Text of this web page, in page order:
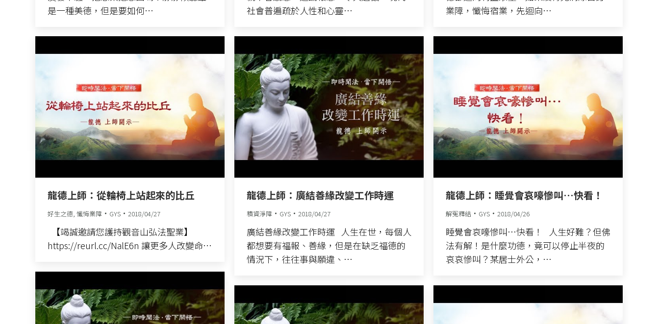
是一種美德，但是要如何…
社會普遍疏於人性和心靈…
業障，懺悔宿業，先迴向…
龍德上師：從輪椅上站起來的比丘
好生之德 懺悔業障 GYS 2018/04/27
【竭誠邀請您護持觀音山弘法聖業】
https://reurl.cc/NalE6n 讓更多人改變命…
龍德上師：廣結善緣改變工作時運
積資淨障 GYS 2018/04/27
廣結善緣改變工作時運 人生在世，每個人
都想要有福報、善緣，但是在缺乏福德的
情況下，往往事與願違、…
龍德上師：睡覺會哀嚎慘叫…快看！
解冤釋結 GYS 2018/04/26
睡覺會哀嚎慘叫…快看！ 人生好難？但佛
法有解！是什麼功德，竟可以停止半夜的
哀哀慘叫？某居士外公，…